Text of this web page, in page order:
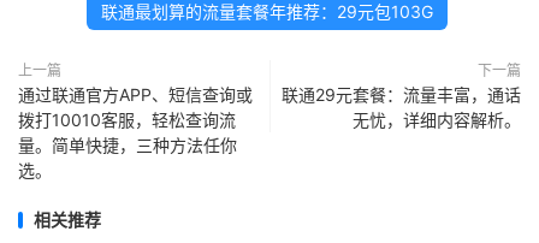
联通最划算的流量套餐年推荐：29元包103G
上一篇
通过联通官方APP、短信查询或
拨打10010客服，轻松查询流
量。简单快捷，三种方法任你
选。
下一篇
联通29元套餐：流量丰富，通话
无忧，详细内容解析。
相关推荐